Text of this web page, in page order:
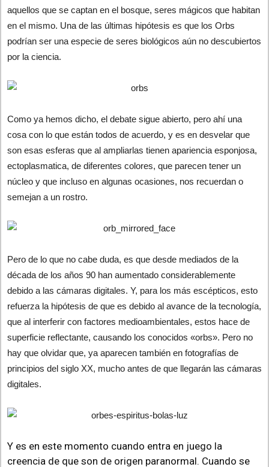
aquellos que se captan en el bosque, seres mágicos que habitan
en el mismo. Una de las últimas hipótesis es que los Orbs
podrían ser una especie de seres biológicos aún no descubiertos
por la ciencia.
Como ya hemos dicho, el debate sigue abierto, pero ahí una
cosa con lo que están todos de acuerdo, y es en desvelar que
son esas esferas que al ampliarlas tienen apariencia esponjosa,
ectoplasmatica, de diferentes colores, que parecen tener un
núcleo y que incluso en algunas ocasiones, nos recuerdan o
semejan a un rostro.
Pero de lo que no cabe duda, es que desde mediados de la
década de los años 90 han aumentado considerablemente
debido a las cámaras digitales. Y, para los más escépticos, esto
refuerza la hipótesis de que es debido al avance de la tecnología,
que al interferir con factores medioambientales, estos hace de
superficie reflectante, causando los conocidos «orbs». Pero no
hay que olvidar que, ya aparecen también en fotografías de
principios del siglo XX, mucho antes de que llegarán las cámaras
digitales.
Y es en este momento cuando entra en juego la
creencia de que son de origen paranormal. Cuando se